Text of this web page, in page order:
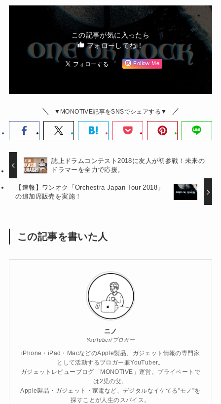
この記事が気に入ったら
フォローしてね！
Follow Me
▼MONOTIVE記事をSNSでシェアする▼
誌上ドラムコンテスト2018に友人が初参戦！未来の
ドラマーを全力で応援。
【速報】ワンオク「Orchestra Japan Tour 2018」
の追加席販売を実施！
この記事を書いた人
ニノ
YouTuber/ブロガー
iPhone・iPad・MacなどのApple製品、ガジェット情報の専門家
として活動するブロガー兼YouTuber。
ガジェットレビューブログ「MONOTIVE」運営。プライベートで
は2児の父。
Apple製品・ガジェット・家電など、デジタルなイケてる"モノ"を
探すことが人生のスパイス。